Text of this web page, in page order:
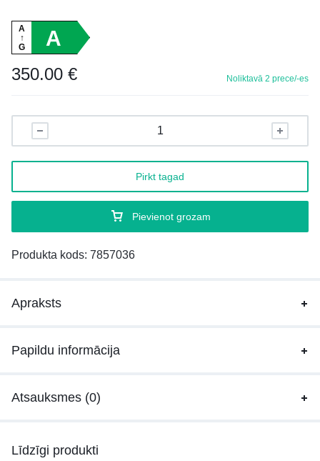
A
↑
G
A
350.00 € Noliktavā 2 prece/-es
Pievienot grozam
Pirkt tagad
Produkta kods: 7857036
Apraksts
Papildu informācija
Atsauksmes (0)
Līdzīgi produkti